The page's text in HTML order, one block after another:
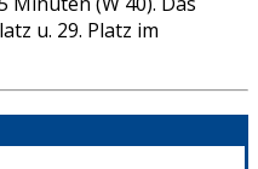
u. 29. Platz im